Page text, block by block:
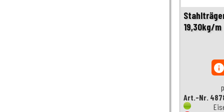
19,30kg/m
Art.-Nr.